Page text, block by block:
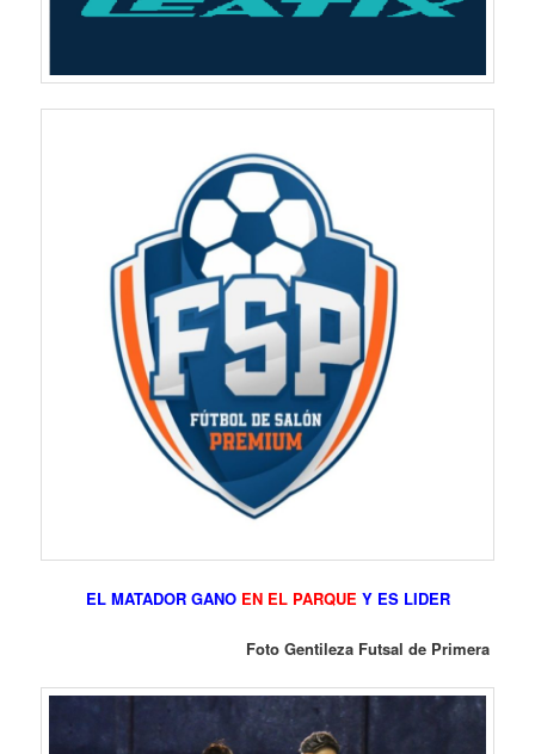
EL MATADOR GANOEN EL PARQUEY ES LIDER
Foto Gentileza Futsal de Primera